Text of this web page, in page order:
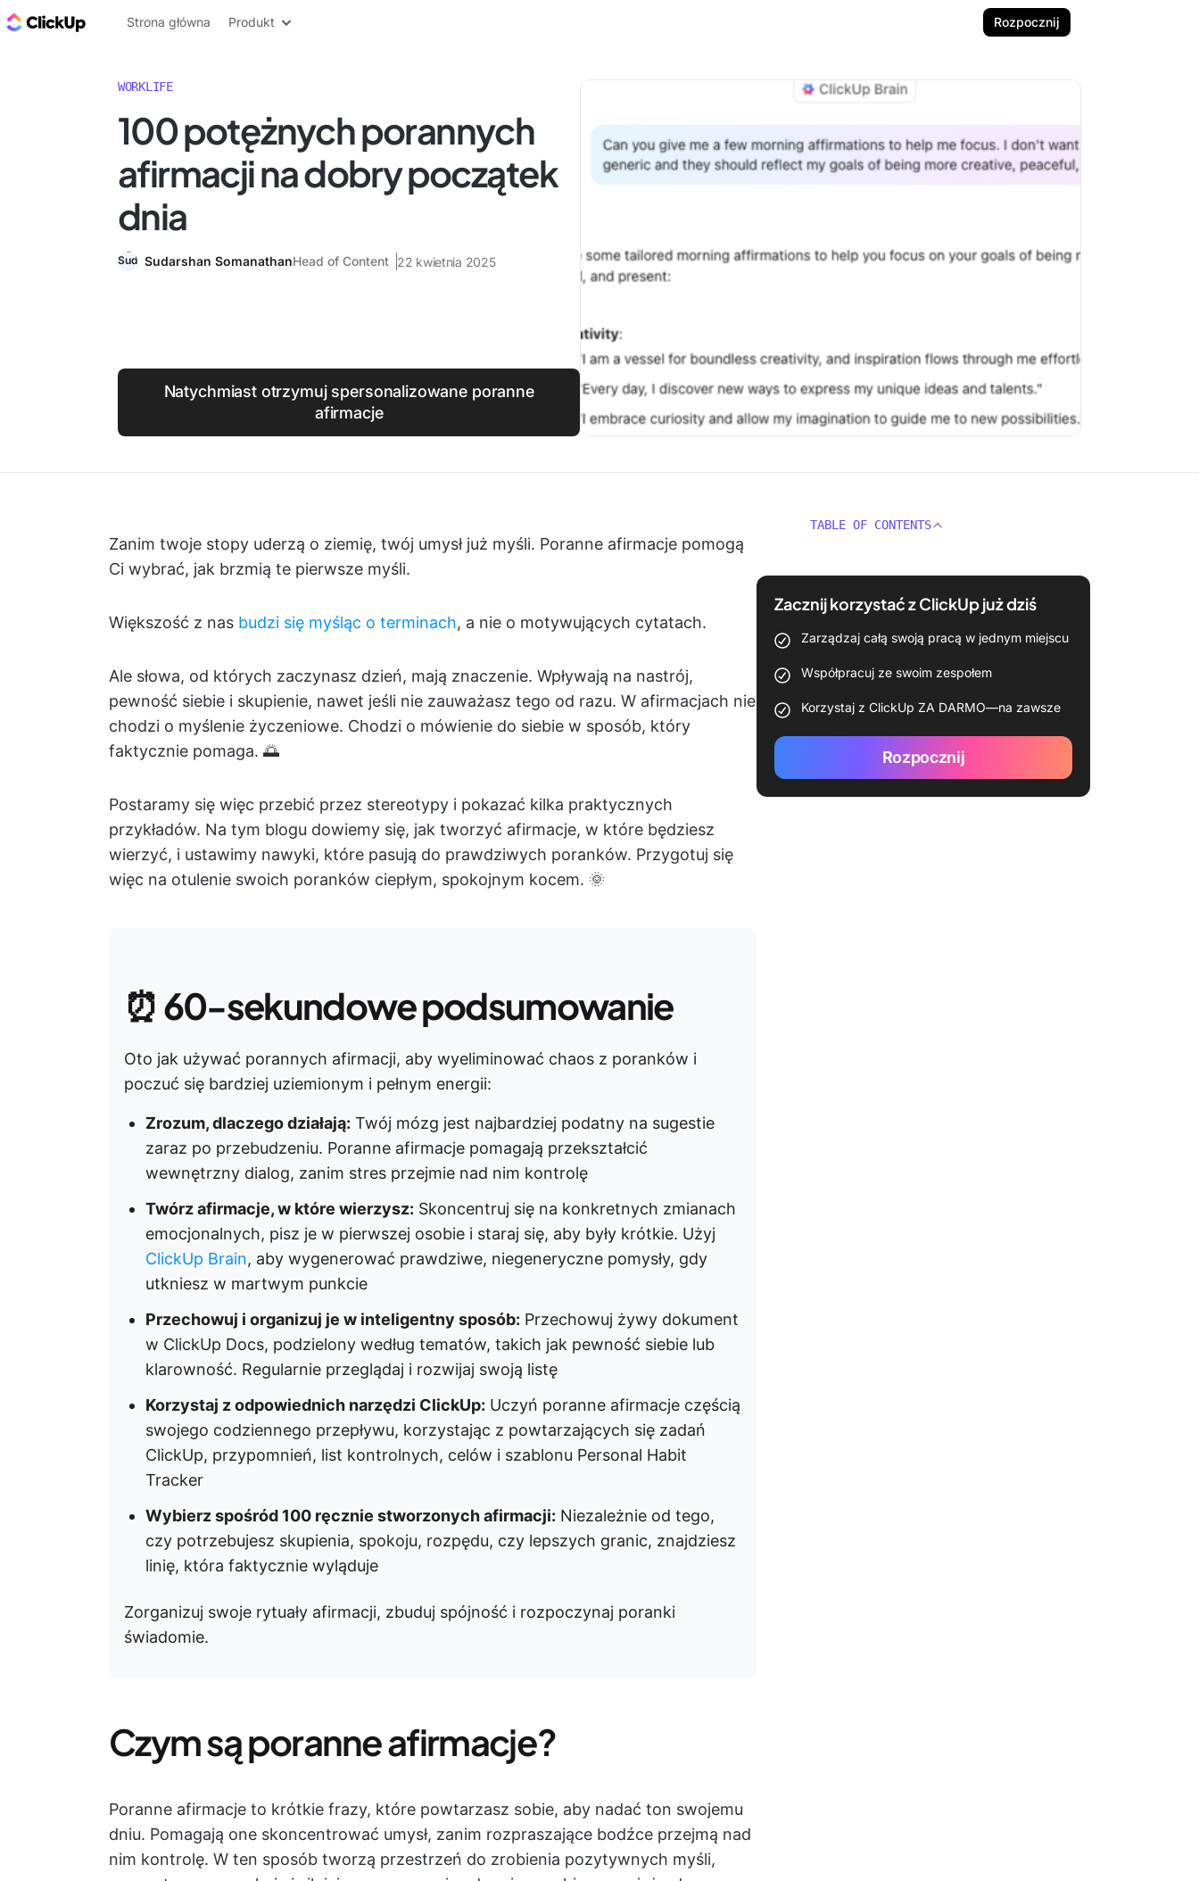
ClickUp Blog
Strona główna Produkt Rozpocznij
WORKLIFE
100 potężnych porannych
afirmacji na dobry początek
dnia
Sudarshan SomanathanHead of Content 22 kwietnia 2025
Natychmiast otrzymuj spersonalizowane poranne
afirmacje
Zanim twoje stopy uderzą o ziemię, twój umysł już myśli. Poranne afirmacje pomogą
Ci wybrać, jak brzmią te pierwsze myśli.
Większość z nas budzi się myśląc o terminach, a nie o motywujących cytatach.
Ale słowa, od których zaczynasz dzień, mają znaczenie. Wpływają na nastrój,
pewność siebie i skupienie, nawet jeśli nie zauważasz tego od razu. W afirmacjach nie
chodzi o myślenie życzeniowe. Chodzi o mówienie do siebie w sposób, który
faktycznie pomaga. 🌅
Postaramy się więc przebić przez stereotypy i pokazać kilka praktycznych
przykładów. Na tym blogu dowiemy się, jak tworzyć afirmacje, w które będziesz
wierzyć, i ustawimy nawyki, które pasują do prawdziwych poranków. Przygotuj się
więc na otulenie swoich poranków ciepłym, spokojnym kocem. 🌞
⏰60-sekundowe podsumowanie
Oto jak używać porannych afirmacji, aby wyeliminować chaos z poranków i
poczuć się bardziej uziemionym i pełnym energii:
Zrozum, dlaczego działają: Twój mózg jest najbardziej podatny na sugestie
zaraz po przebudzeniu. Poranne afirmacje pomagają przekształcić
wewnętrzny dialog, zanim stres przejmie nad nim kontrolę
Twórz afirmacje, w które wierzysz: Skoncentruj się na konkretnych zmianach
emocjonalnych, pisz je w pierwszej osobie i staraj się, aby były krótkie. Użyj
ClickUp Brain, aby wygenerować prawdziwe, niegeneryczne pomysły, gdy
utkniesz w martwym punkcie
Przechowuj i organizuj je w inteligentny sposób: Przechowuj żywy dokument
w ClickUp Docs, podzielony według tematów, takich jak pewność siebie lub
klarowność. Regularnie przeglądaj i rozwijaj swoją listę
Korzystaj z odpowiednich narzędzi ClickUp: Uczyń poranne afirmacje częścią
swojego codziennego przepływu, korzystając z powtarzających się zadań
ClickUp, przypomnień, list kontrolnych, celów i szablonu Personal Habit
Tracker
Wybierz spośród 100 ręcznie stworzonych afirmacji: Niezależnie od tego,
czy potrzebujesz skupienia, spokoju, rozpędu, czy lepszych granic, znajdziesz
linię, która faktycznie wyląduje
Zorganizuj swoje rytuały afirmacji, zbuduj spójność i rozpoczynaj poranki
świadomie.
Czym są poranne afirmacje?
Poranne afirmacje to krótkie frazy, które powtarzasz sobie, aby nadać ton swojemu
dniu. Pomagają one skoncentrować umysł, zanim rozpraszające bodźce przejmą nad
nim kontrolę. W ten sposób tworzą przestrzeń do zrobienia pozytywnych myśli,
TABLE OF CONTENTS
Zacznij korzystać z ClickUp już dziś
Zarządzaj całą swoją pracą w jednym miejscu
Współpracuj ze swoim zespołem
Korzystaj z ClickUp ZA DARMO—na zawsze
Rozpocznij